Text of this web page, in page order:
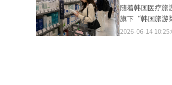
外国游客在接受
上，成水2街1洞
消费模式也扩展到了地
中，化妆品网络
看，综合电商平
与线上市场快速
国化妆品门店数量
随着韩国医疗旅游持续
旗下“韩国旅游
币11.2亿元），
2026-06-14